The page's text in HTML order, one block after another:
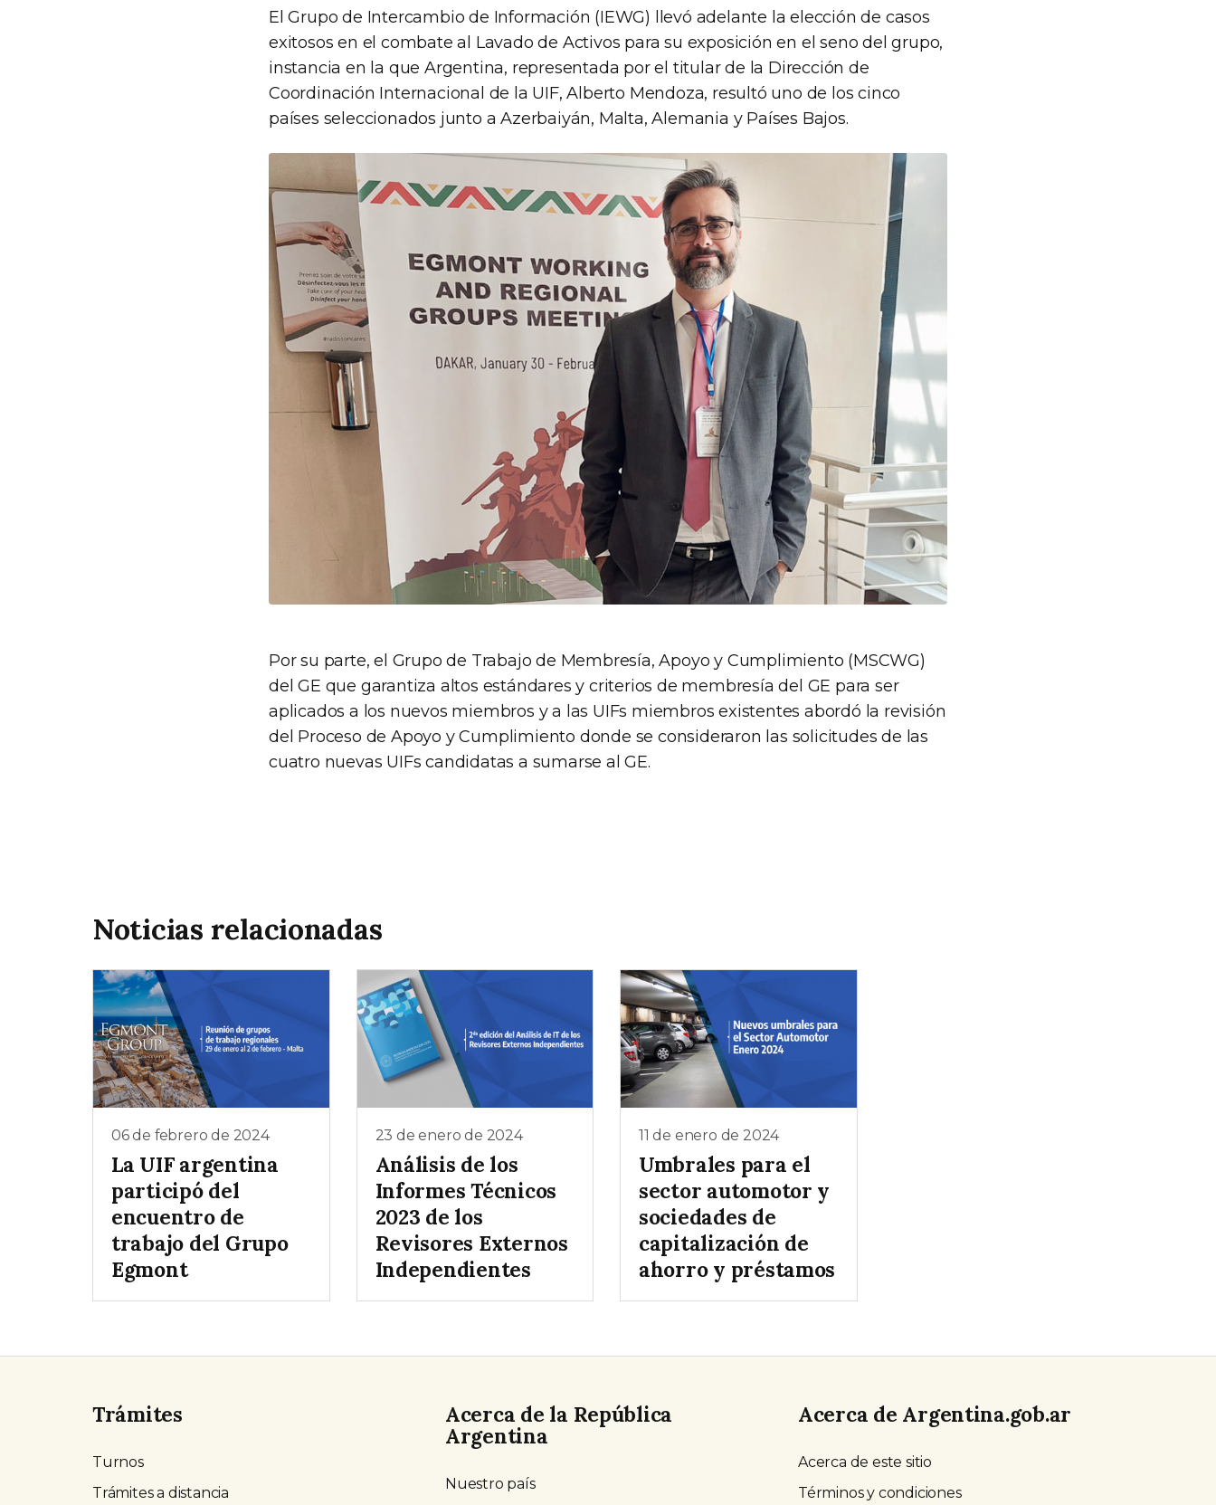
El Grupo de Intercambio de Información (IEWG) llevó adelante la elección de casos
exitosos en el combate al Lavado de Activos para su exposición en el seno del grupo,
instancia en la que Argentina, representada por el titular de la Dirección de
Coordinación Internacional de la UIF, Alberto Mendoza, resultó uno de los cinco
países seleccionados junto a Azerbaiyán, Malta, Alemania y Países Bajos.
Por su parte, el Grupo de Trabajo de Membresía, Apoyo y Cumplimiento (MSCWG)
del GE que garantiza altos estándares y criterios de membresía del GE para ser
aplicados a los nuevos miembros y a las UIFs miembros existentes abordó la revisión
del Proceso de Apoyo y Cumplimiento donde se consideraron las solicitudes de las
cuatro nuevas UIFs candidatas a sumarse al GE.
Noticias relacionadas
06 de febrero de 2024
La UIF argentina
participó del
encuentro de
trabajo del Grupo
Egmont
23 de enero de 2024
Análisis de los
Informes Técnicos
2023 de los
Revisores Externos
Independientes
11 de enero de 2024
Umbrales para el
sector automotor y
sociedades de
capitalización de
ahorro y préstamos
Trámites
Turnos
Trámites a distancia
Acerca de la República
Argentina
Nuestro país
Acerca de Argentina.gob.ar
Acerca de este sitio
Términos y condiciones